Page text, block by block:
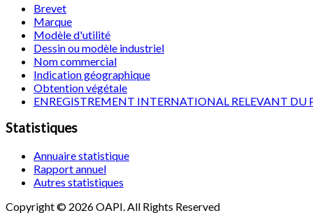
Brevet
Marque
Modèle d'utilité
Dessin ou modèle industriel
Nom commercial
Indication géographique
Obtention végétale
ENREGISTREMENT INTERNATIONAL RELEVANT DU
Statistiques
Annuaire statistique
Rapport annuel
Autres statistiques
Copyright © 2026 OAPI. All Rights Reserved